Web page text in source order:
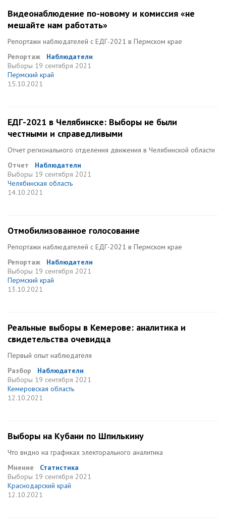
Видеонаблюдение по-новому и комиссия «не
мешайте нам работать»
Репортажи наблюдателей с ЕДГ-2021 в Пермском крае
Репортаж
Наблюдатели
Выборы 19 сентября 2021
Пермский край
15.10.2021
ЕДГ-2021 в Челябинске: Выборы не были
честными и справедливыми
Отчет регионального отделения движения в Челябинской области
Отчет
Наблюдатели
Выборы 19 сентября 2021
Челябинская область
14.10.2021
Отмобилизованное голосование
Репортажи наблюдателей с ЕДГ-2021 в Пермском крае
Репортаж
Наблюдатели
Выборы 19 сентября 2021
Пермский край
13.10.2021
Реальные выборы в Кемерове: аналитика и
свидетельства очевидца
Первый опыт наблюдателя
Разбор
Наблюдатели
Выборы 19 сентября 2021
Кемеровская область
12.10.2021
Выборы на Кубани по Шпилькину
Что видно на графиках электорального аналитика
Мнение
Статистика
Выборы 19 сентября 2021
Краснодарский край
12.10.2021